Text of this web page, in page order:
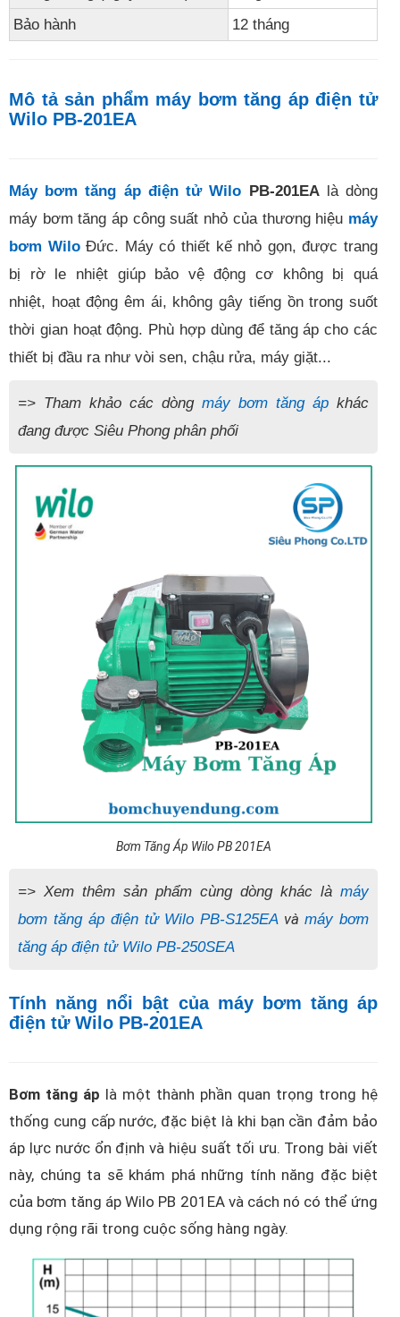
Bảo hành
12 tháng
Mô tả sản phẩm máy bơm tăng áp điện tử
Wilo PB-201EA
Máy bơm tăng áp điện tử Wilo PB-201EAlà dòng
máy bơm tăng áp công suất nhỏ của thương hiệu máy
bơm WiloĐức. Máy có thiết kế nhỏ gọn, được trang
bị rờ le nhiệt giúp bảo vệ động cơ không bị quá
nhiệt, hoạt động êm ái, không gây tiếng ồn trong suốt
thời gian hoạt động. Phù hợp dùng để tăng áp cho các
thiết bị đầu ra như vòi sen, chậu rửa, máy giặt...
=> Tham khảo các dòng máy bơm tăng áp khác
đang được Siêu Phong phân phối
Bơm Tăng Áp Wilo PB 201EA
=> Xem thêm sản phẩm cùng dòng khác là máy
bơm tăng áp điện tử Wilo PB-S125EA vàmáy bơm
tăng áp điện tử Wilo PB-250SEA
Tính năng nổi bật của máy bơm tăng áp
điện tử Wilo PB-201EA
Bơm tăng áp là một thành phần quan trọng trong hệ
thống cung cấp nước, đặc biệt là khi bạn cần đảm bảo
áp lực nước ổn định và hiệu suất tối ưu. Trong bài viết
này, chúng ta sẽ khám phá những tính năng đặc biệt
của bơm tăng áp Wilo PB 201EA và cách nó có thể ứng
dụng rộng rãi trong cuộc sống hàng ngày.